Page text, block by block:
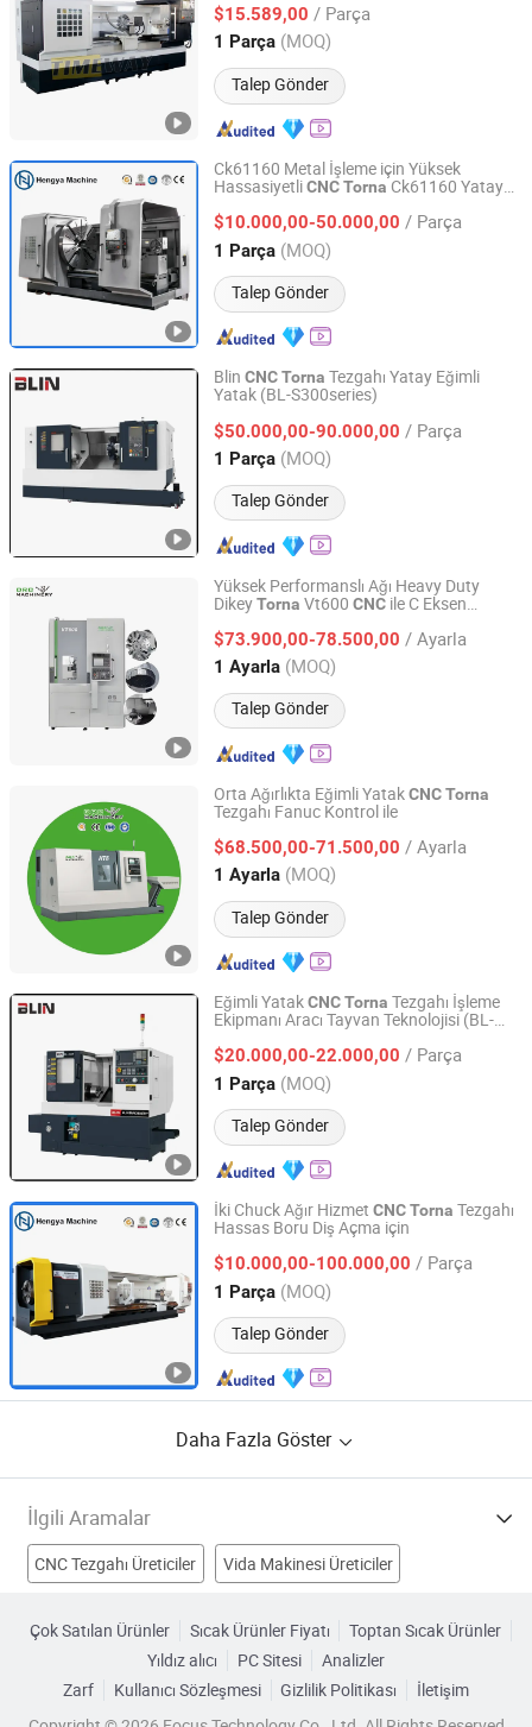
$15.589,00 / Parça
1 Parça (MOQ)
Talep Gönder
Henan, China Fiyat 2013
Ck61160 Metal İşleme için Yüksek
HassasiyetliCNCTorna Ck61160 Yatay
TornaMakineleri Dönme Makinesi
$10.000,00-50.000,00 / Parça
1 Parça (MOQ)
Talep Gönder
Shandong Hengya Machine Tool Manufacturing Co., Ltd.
Shandong, China Fiyat 2016
Blin CNCTorna Tezgahı Yatay Eğimli
Yatak (BL-S300series)
$50.000,00-90.000,00 / Parça
1 Parça (MOQ)
Talep Gönder
Ningbo Blin Machinery Co., Ltd.
Zhejiang, China Fiyat 2012
Yüksek Performanslı Ağı Heavy Duty
DikeyTorna Vt600 CNC ile C Eksen
$73.900,00-78.500,00 / Ayarla
1 Ayarla (MOQ)
Talep Gönder
Dalian R&C Machinery Co., Ltd.
Liaoning, China Fiyat 2022
Orta Ağırlıkta Eğimli YatakCNCTorna
Tezgahı Fanuc Kontrol ile
$68.500,00-71.500,00 / Ayarla
1 Ayarla (MOQ)
Talep Gönder
Dalian R&C Machinery Co., Ltd.
Liaoning, China Fiyat 2022
Eğimli YatakCNCTorna Tezgahı İşleme
Ekipmanı Aracı Tayvan Teknolojisi (BL-
$20.000,00-22.000,00 / Parça
1 Parça (MOQ)
Talep Gönder
Ningbo Blin Machinery Co., Ltd.
Zhejiang, China Fiyat 2012
İki Chuck Ağır Hizmet CNCTorna Tezgahı
Hassas Boru Diş Açma için
$10.000,00-100.000,00 / Parça
1 Parça (MOQ)
Talep Gönder
Shandong Hengya Machine Tool Manufacturing Co., Ltd.
Shandong, China Fiyat 2016
Daha Fazla Göster
İlgili Aramalar
CNC Tezgahı Üreticiler Vida Makinesi Üreticiler
CNC torna ürünleri Fabrikalar CNC Hassas Torna Fabrikalar
Çok Satılan Ürünler Sıcak Ürünler Fiyatı
Toptan Sıcak Ürünler
Yıldız alıcı
PC Sitesi
Analizler
Zarf
Kullanıcı Sözleşmesi Gizlilik Politikası
İletişim